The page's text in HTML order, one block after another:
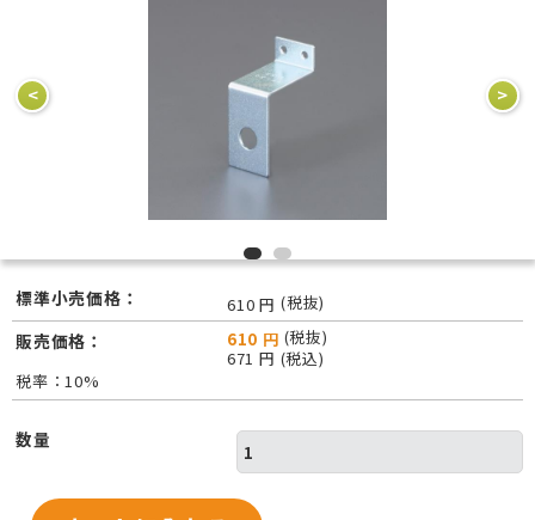
< >
標準小売価格： 610 円 (税抜)
販売価格： 610 円 (税抜)
671 円 (税込)
税率：10%
数量